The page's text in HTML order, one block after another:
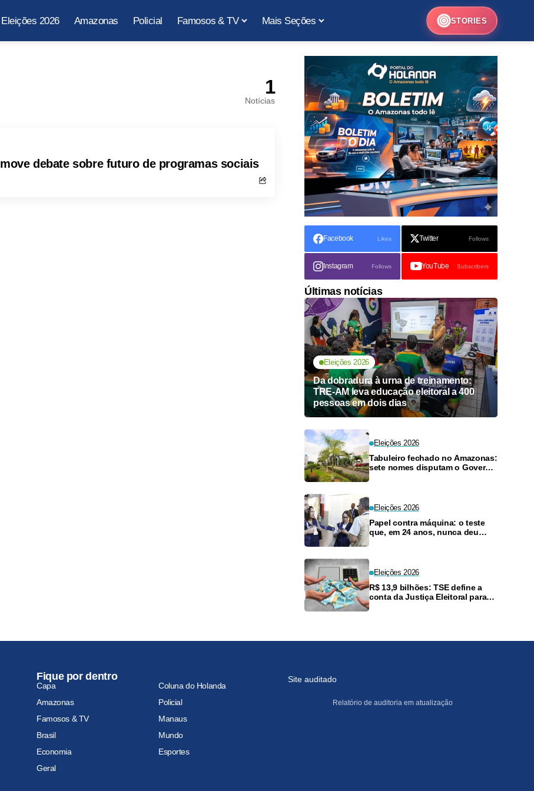
Eleições 2026 Amazonas Policial Famosos & TV Mais Seções STORIES
1
Notícias
debate sobre futuro de programas sociais
Facebook Likes Twitter Follows
Instagram Follows YouTube Subscribers
Últimas notícias
Eleições 2026
Da dobradura à urna de treinamento:
TRE-AM leva educação eleitoral a 400
pessoas em dois dias
Eleições 2026
Tabuleiro fechado no Amazonas:
sete nomes disputam o Governo
Eleições 2026
Papel contra máquina: o teste
que, em 24 anos, nunca deu
Eleições 2026
R$ 13,9 bilhões: TSE define a
conta da Justiça Eleitoral para
Fique por dentro
Capa
Coluna do Holanda
Amazonas
Policial
Famosos & TV
Manaus
Brasil
Mundo
Economia
Esportes
Geral
Site auditado
Relatório de auditoria em atualização